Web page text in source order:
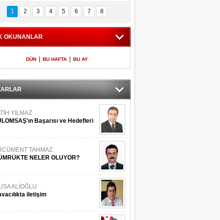
İstanbul
Adaları
600 milletvekilinin
listesi
1 2 3 4 5 6 7 8
OKUNANLAR
DÜN BU HAFTA BU AY
YILMAZ
Başarısı ve Hedefleri
TAHMAZ
NELER OLUYOR?
ALİOĞLU
iletişim